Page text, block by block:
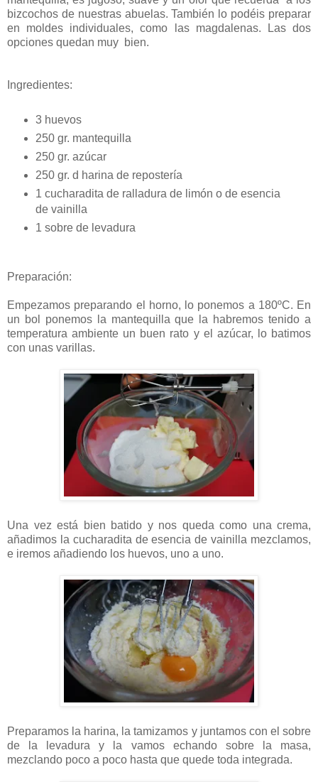
bizcochos de nuestras abuelas. También lo podéis preparar
en moldes individuales, como las magdalenas. Las dos
opciones quedan muy bien.
Ingredientes:
3 huevos
250 gr. mantequilla
250 gr. azúcar
250 gr. d harina de repostería
1 cucharadita de ralladura de limón o de esencia
de vainilla
1 sobre de levadura
Preparación:
Empezamos preparando el horno, lo ponemos a 180ºC. En
un bol ponemos la mantequilla que la habremos tenido a
temperatura ambiente un buen rato y el azúcar, lo batimos
con unas varillas.
Una vez está bien batido y nos queda como una crema,
añadimos la cucharadita de esencia de vainilla mezclamos,
e iremos añadiendo los huevos, uno a uno.
Preparamos la harina, la tamizamos y juntamos con el sobre
de la levadura y la vamos echando sobre la masa,
mezclando poco a poco hasta que quede toda integrada.